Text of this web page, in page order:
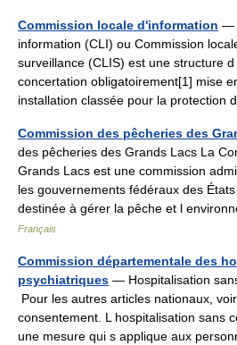
Commission locale d'information —
information (CLI) ou Commission
surveillance (CLIS) est une structure
concertation obligatoirement[1] mise
installation classée pour la
Commission des pêcheries des
des pêcheries des Grands Lacs La
Grands Lacs est une commission
les gouvernements fédéraux des
destinée à gérer la pêche et l
Français
Commission départementale des
psychiatriques — Hospitalisation
Pour les autres articles nationaux,
consentement. L hospitalisation sans
une mesure qui s applique aux